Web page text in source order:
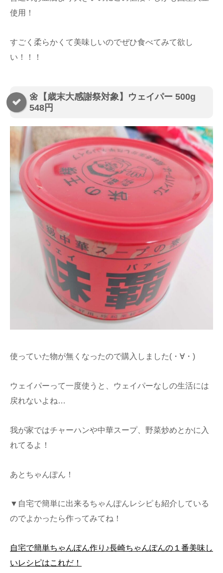
使用！
すごく柔らかくて美味しいのでぜひ食べてみて欲し
い！！！
🌼【歳末大感謝祭対象】ウェイパー 500g
548円
使っていた物が無くなったので購入しました(・∀・)
ウェイパーって一度使うと、ウェイパーなしの生活には
戻れないよね…
我が家ではチャーハンや中華スープ、野菜炒めとかに入
れてるよ！
あとちゃんぽん！
▼自宅で簡単に出来るちゃんぽんレシピも紹介している
のでよかったら作ってみてね！
自宅で簡単ちゃんぽん作り♪長崎ちゃんぽんの１番美味し
いレシピはこれだ！